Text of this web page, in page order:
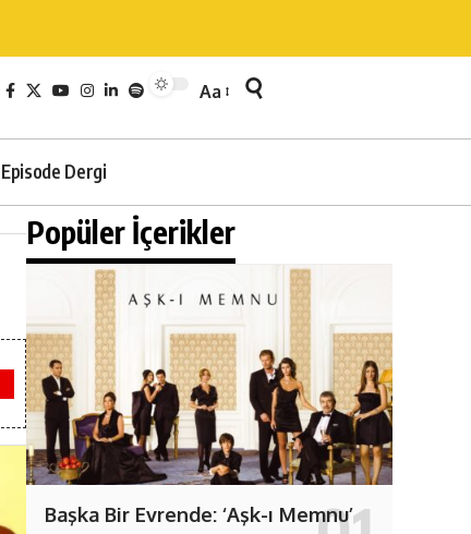
Aa
Episode Dergi
Popüler İçerikler
Başka Bir Evrende: ‘Aşk-ı Memnu’